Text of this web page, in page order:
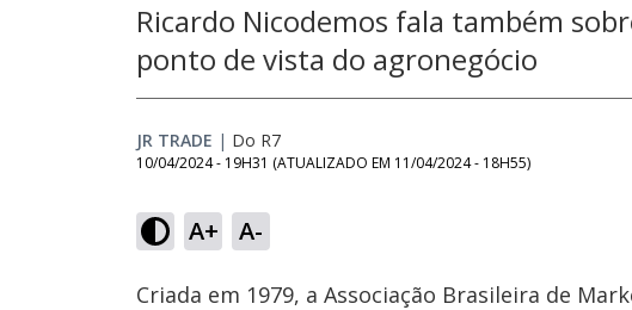
Ricardo Nicodemos fala também
ponto de vista do agronegócio
JR TRADE | Do R7
10/04/2024 - 19H31 (ATUALIZADO EM 11/04/2024 - 18H55)
A+ A-
Ativar
Som
2.71%
Criada em 1979, a Associação Brasileira de